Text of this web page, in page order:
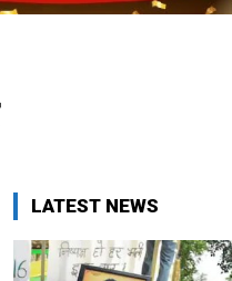
LATEST NEWS